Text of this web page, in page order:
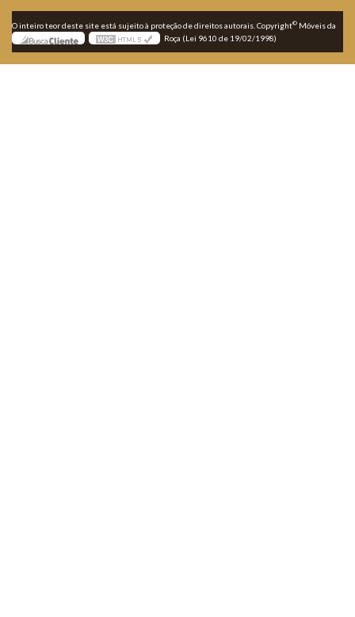
O inteiro teor deste site está sujeito à proteção de direitos autorais. Copyright© Móveis da
Roça (Lei 9610 de 19/02/1998)